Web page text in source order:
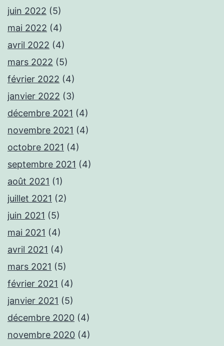
juin 2022 (5)
mai 2022 (4)
avril 2022 (4)
mars 2022 (5)
février 2022 (4)
janvier 2022 (3)
décembre 2021 (4)
novembre 2021 (4)
octobre 2021 (4)
septembre 2021 (4)
août 2021 (1)
juillet 2021 (2)
juin 2021 (5)
mai 2021 (4)
avril 2021 (4)
mars 2021 (5)
février 2021 (4)
janvier 2021 (5)
décembre 2020 (4)
novembre 2020 (4)